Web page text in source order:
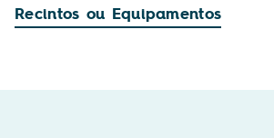
Recintos ou Equipamentos